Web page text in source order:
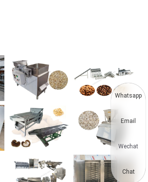
Whatsapp
Email
Wechat
Chat